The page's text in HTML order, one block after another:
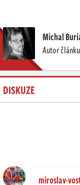
Michal
Autor
DISKUZE
miroslav-